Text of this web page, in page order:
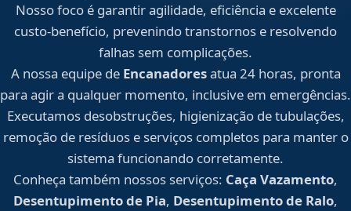
Nosso foco é garantir agilidade, eficiência e excelente
custo-benefício, prevenindo transtornos e resolvendo
falhas sem complicações.
A nossa equipe de Encanadoresatua 24 horas, pronta
para agir a qualquer momento, inclusive em emergências.
Executamos desobstruções, higienização de tubulações,
remoção de resíduos e serviços completos para manter o
sistema funcionando corretamente.
Conheça também nossos serviços: Caça Vazamento,
Desentupimento de Pia, Desentupimento de Ralo,